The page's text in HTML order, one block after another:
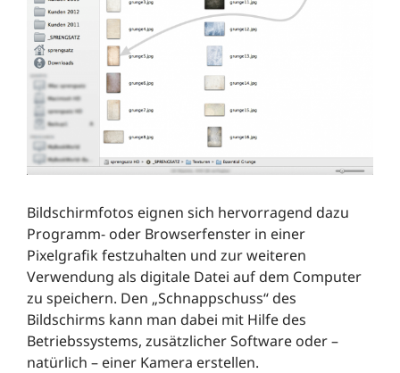
Bildschirmfotos eignen sich hervorragend dazu
Programm- oder Browserfenster in einer
Pixelgrafik festzuhalten und zur weiteren
Verwendung als digitale Datei auf dem Computer
zu speichern. Den „Schnappschuss“ des
Bildschirms kann man dabei mit Hilfe des
Betriebssystems, zusätzlicher Software oder –
natürlich – einer Kamera erstellen.